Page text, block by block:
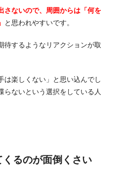
さないので、周囲からは「何を
と思われやすいです。
待するようなリアクションが取
は楽しくない」と思い込んでし
らないという選択をしている人
るのが面倒くさい